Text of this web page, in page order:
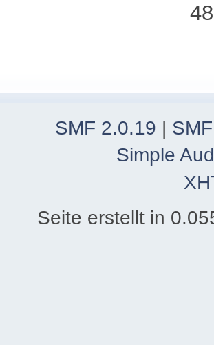
SMF 2.0.19 |
Simple
Seite erstellt in